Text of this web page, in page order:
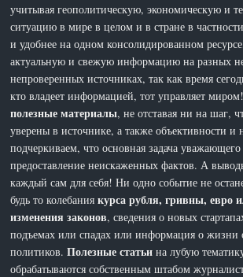
учитывая геополитическую, экономическую и
ситуацию в мире в целом и в стране в
и удобнее на одном консолидированном
актуальную и свежую информацию на разных
непроверенных источниках, так как время
кто владеет информацией, тот управляет
полезные материалы, не отставая ни на шаг,
уверены в источнике, а также объективности и
подчеркиваем, что основная задача
предоставление неискаженных фактов. А
каждый сам для себя! Ни одно событие не
будь то колебаниякурса рубля, гривны, евро
изменения законов, сведения о новых
подъемах или спадах или информация о жизни
политиков.Полезные статьи на лубую
обрабатываются собственным штабом